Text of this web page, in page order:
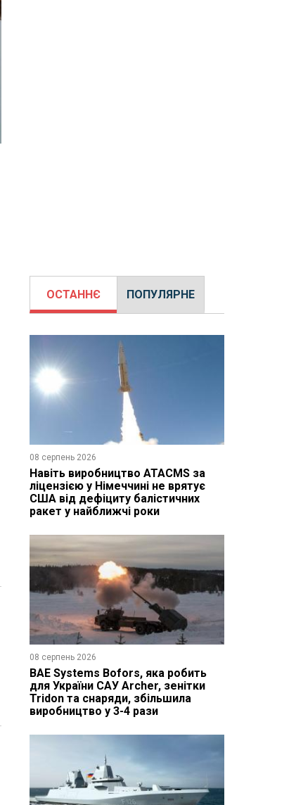
ОСТАННЄ ПОПУЛЯРНЕ
08 серпень 2026
Навіть виробництво ATACMS за
ліцензією у Німеччині не врятує
США від дефіциту балістичних
ракет у найближчі роки
08 серпень 2026
BAE Systems Bofors, яка робить
для України САУ Archer, зенітки
Tridon та снаряди, збільшила
виробництво у 3-4 рази